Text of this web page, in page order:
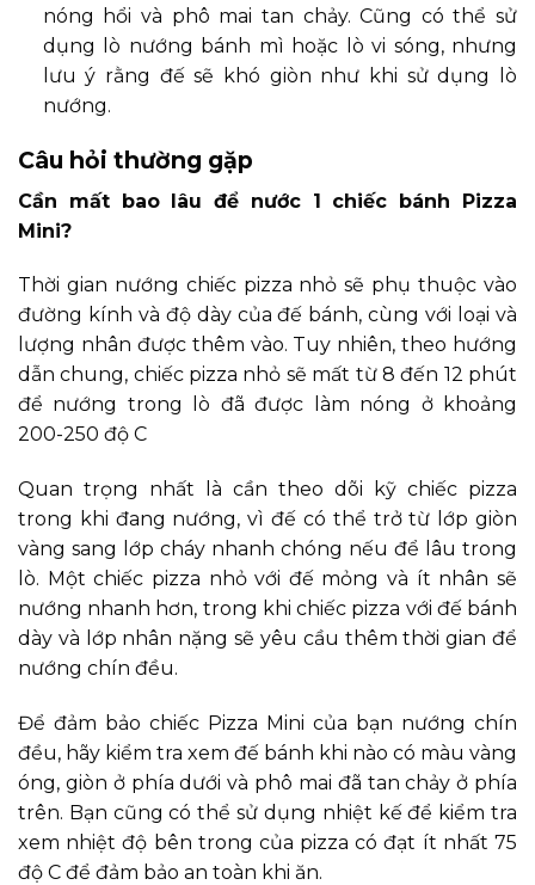
nóng hổi và phô mai tan chảy. Cũng có thể sử
dụng lò nướng bánh mì hoặc lò vi sóng, nhưng
lưu ý rằng đế sẽ khó giòn như khi sử dụng lò
nướng.
Câu hỏi thường gặp
Cần mất bao lâu để nước 1 chiếc bánh Pizza
Mini?
Thời gian nướng chiếc pizza nhỏ sẽ phụ thuộc vào
đường kính và độ dày của đế bánh, cùng với loại và
lượng nhân được thêm vào. Tuy nhiên, theo hướng
dẫn chung, chiếc pizza nhỏ sẽ mất từ 8 đến 12 phút
để nướng trong lò đã được làm nóng ở khoảng
200-250 độ C
Quan trọng nhất là cần theo dõi kỹ chiếc pizza
trong khi đang nướng, vì đế có thể trở từ lớp giòn
vàng sang lớp cháy nhanh chóng nếu để lâu trong
lò. Một chiếc pizza nhỏ với đế mỏng và ít nhân sẽ
nướng nhanh hơn, trong khi chiếc pizza với đế bánh
dày và lớp nhân nặng sẽ yêu cầu thêm thời gian để
nướng chín đều.
Để đảm bảo chiếc Pizza Mini của bạn nướng chín
đều, hãy kiểm tra xem đế bánh khi nào có màu vàng
óng, giòn ở phía dưới và phô mai đã tan chảy ở phía
trên. Bạn cũng có thể sử dụng nhiệt kế để kiểm tra
xem nhiệt độ bên trong của pizza có đạt ít nhất 75
độ C để đảm bảo an toàn khi ăn.